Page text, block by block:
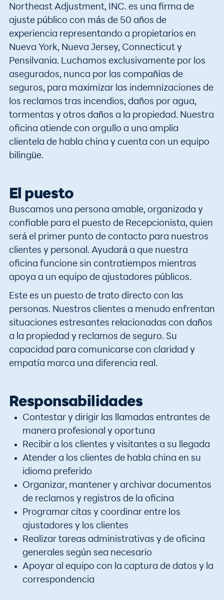
Northeast Adjustment, INC. es una firma de
ajuste público con más de 50 años de
experiencia representando a propietarios en
Nueva York, Nueva Jersey, Connecticut y
Pensilvania. Luchamos exclusivamente por los
asegurados, nunca por las compañías de
seguros, para maximizar las indemnizaciones de
los reclamos tras incendios, daños por agua,
tormentas y otros daños a la propiedad. Nuestra
oficina atiende con orgullo a una amplia
clientela de habla china y cuenta con un equipo
bilingüe.
El puesto
Buscamos una persona amable, organizada y
confiable para el puesto de Recepcionista, quien
será el primer punto de contacto para nuestros
clientes y personal. Ayudará a que nuestra
oficina funcione sin contratiempos mientras
apoya a un equipo de ajustadores públicos.
Este es un puesto de trato directo con las
personas. Nuestros clientes a menudo enfrentan
situaciones estresantes relacionadas con daños
a la propiedad y reclamos de seguro. Su
capacidad para comunicarse con claridad y
empatía marca una diferencia real.
Responsabilidades
Contestar y dirigir las llamadas entrantes de
manera profesional y oportuna
Recibir a los clientes y visitantes a su llegada
Atender a los clientes de habla china en su
idioma preferido
Organizar, mantener y archivar documentos
de reclamos y registros de la oficina
Programar citas y coordinar entre los
ajustadores y los clientes
Realizar tareas administrativas y de oficina
generales según sea necesario
Apoyar al equipo con la captura de datos y la
correspondencia